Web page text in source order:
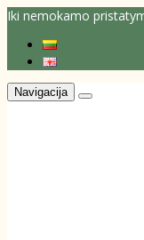
Iki nemokamo
Navigacija